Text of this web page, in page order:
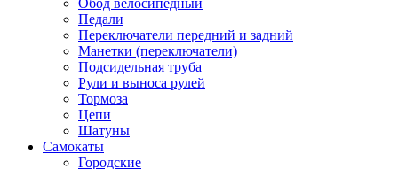
Обод велосипедный
Педали
Переключатели передний и задний
Манетки (переключатели)
Подсидельная труба
Рули и выноса рулей
Тормоза
Цепи
Шатуны
Самокаты
Городские